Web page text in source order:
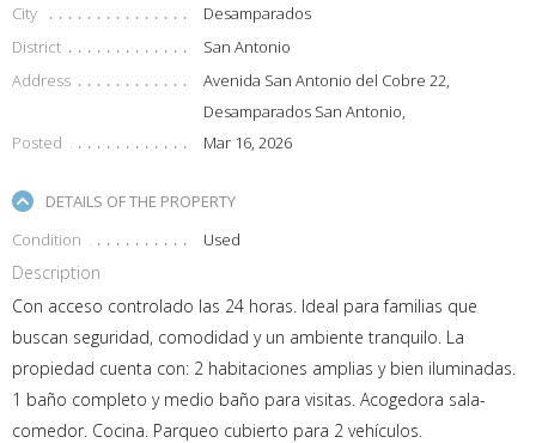
City
Desamparados
District
San Antonio
Address
Avenida San Antonio del Cobre 22,
Desamparados San Antonio,
Posted
Mar 16, 2026
DETAILS OF THE PROPERTY
Condition
Used
Description
Con acceso controlado las 24 horas. Ideal para familias que
buscan seguridad, comodidad y un ambiente tranquilo. La
propiedad cuenta con: 2 habitaciones amplias y bien iluminadas.
1 baño completo y medio baño para visitas. Acogedora sala-
comedor. Cocina. Parqueo cubierto para 2 vehículos.